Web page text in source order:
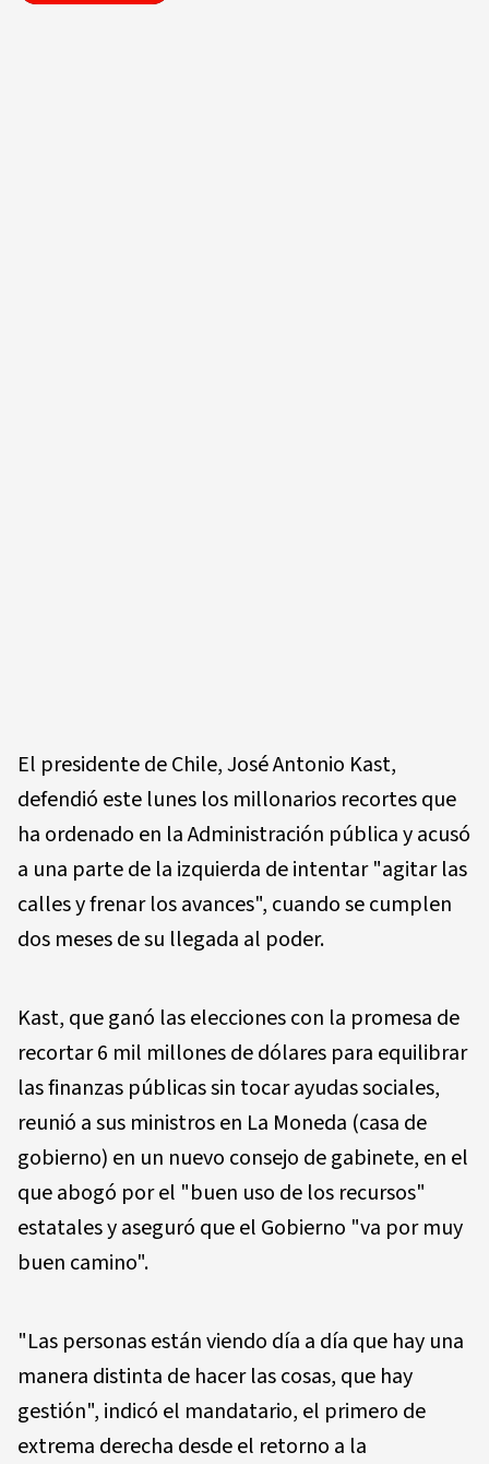
El presidente de Chile, José Antonio Kast,
defendió este lunes los millonarios recortes que
ha ordenado en la Administración pública y acusó
a una parte de la izquierda de intentar "agitar las
calles y frenar los avances", cuando se cumplen
dos meses de su llegada al poder.
Kast, que ganó las elecciones con la promesa de
recortar 6 mil millones de dólares para equilibrar
las finanzas públicas sin tocar ayudas sociales,
reunió a sus ministros en La Moneda (casa de
gobierno) en un nuevo consejo de gabinete, en el
que abogó por el "buen uso de los recursos"
estatales y aseguró que el Gobierno "va por muy
buen camino".
"Las personas están viendo día a día que hay una
manera distinta de hacer las cosas, que hay
gestión", indicó el mandatario, el primero de
extrema derecha desde el retorno a la